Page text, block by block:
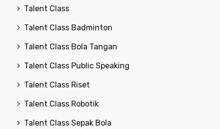
Talent Class
Talent Class Badminton
Talent Class Bola Tangan
Talent Class Public Speaking
Talent Class Riset
Talent Class Robotik
Talent Class Sepak Bola